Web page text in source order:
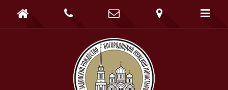
    